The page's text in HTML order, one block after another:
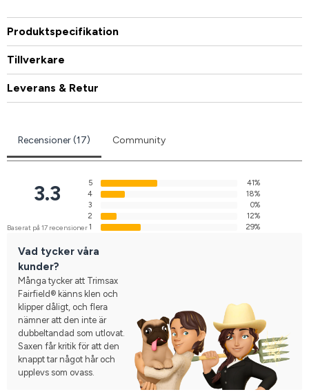
Produktspecifikation
Tillverkare
Leverans & Retur
Recensioner (17) Community
3.3
Baserat på 17 recensioner
5
41%
4
18%
3
0%
2
12%
1
29%
Vad tycker våra
kunder?
Många tycker att Trimsax
Fairfield® känns klen och
klipper dåligt, och flera
nämner att den inte är
dubbeltandad som utlovat.
Saxen får kritik för att den
knappt tar något hår och
upplevs som ovass.